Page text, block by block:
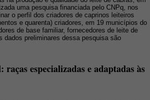
uma pesquisa financiada pelo CNPq, nos
o perfil dos criadores de caprinos leiteiros
e quarenta) criadores, em 19 municípios do
de base familiar, fornecedores de leite de
dados preliminares dessa pesquisa são
especializadas e adaptadas às